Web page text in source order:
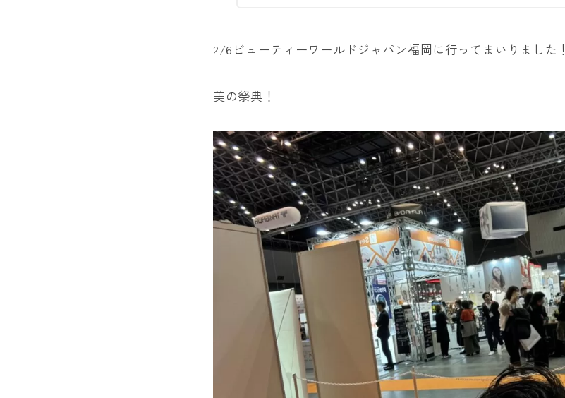
2/6ビューティーワールドジャパン福岡に行ってまいりました！
美の祭典！